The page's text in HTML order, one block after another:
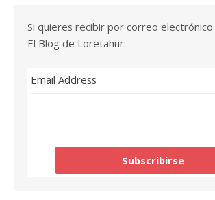
Si quieres recibir por correo
El Blog de Loretahur:
Email Address